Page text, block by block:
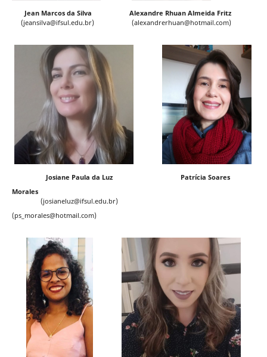
Jean Marcos da Silva Alexandre Rhuan Almeida Fritz
(jeansilva@ifsul.edu.br) (alexandrerhuan@hotmail.com)
Josiane Paula da Luz Patrícia Soares
Morales
(josianeluz@ifsul.edu.br)
(ps_morales@hotmail.com)